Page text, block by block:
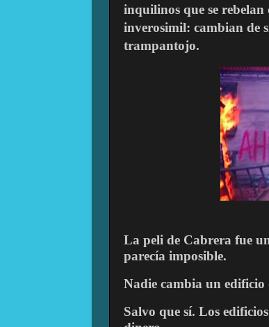
inquilinos que se
inverosimil: cambian de
trampantojo.
La peli de Cabrera fue
parecía imposible.
Nadie cambia un edificio
Salvo que sí. Los